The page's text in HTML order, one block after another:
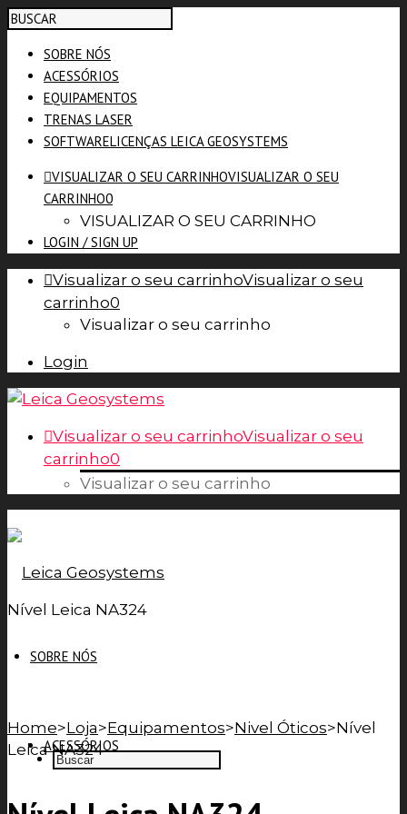
SOBRE NÓS
ACESSÓRIOS
EQUIPAMENTOS
TRENAS LASER
SOFTWARELICENÇAS LEICA GEOSYSTEMS
VISUALIZAR O SEU CARRINHOVISUALIZAR O SEU
CARRINHO0
VISUALIZAR O SEU CARRINHO
LOGIN / SIGN UP
Visualizar o seu carrinhoVisualizar o seu
carrinho0
Visualizar o seu carrinho
Login
Visualizar o seu carrinhoVisualizar o seu
carrinho0
Visualizar o seu carrinho
SOBRE NÓS
ACESSÓRIOS
Nível Leica NA324
Home>Loja>Equipamentos>Nivel Óticos>Nível
Leica NA324